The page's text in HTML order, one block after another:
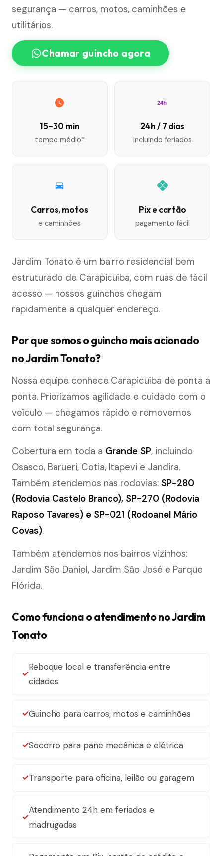
segurança — carros, motos, caminhões e
utilitários.
Chamar guincho agora
15–30 min
tempo médio*
24h
24h / 7 dias
incluindo feriados
Carros, motos
e caminhões
Pix e cartão
pagamento fácil
Jardim Tonato é um bairro residencial bem
estruturado de Carapicuíba, com ruas de fácil
acesso — nossos guinchos chegam
rapidamente a qualquer endereço.
Por que somos o guincho mais acionado
no Jardim Tonato?
Nossa equipe conhece Carapicuíba de ponta a
ponta. Priorizamos agilidade e cuidado com o
veículo — chegamos rápido e removemos
com total segurança.
Cobertura em toda a Grande SP, incluindo
Osasco, Barueri, Cotia, Itapevi e Jandira.
Também atendemos nas rodovias: SP-280
(Rodovia Castelo Branco), SP-270 (Rodovia
Raposo Tavares) e SP-021 (Rodoanel Mário
Covas).
Também atendemos nos bairros vizinhos:
Jardim São Daniel, Jardim São José e Parque
Flórida.
Como funciona o atendimento no Jardim
Tonato
Reboque local e transferência entre
cidades
Guincho para carros, motos e caminhões
Socorro para pane mecânica e elétrica
Transporte para oficina, leilão ou garagem
Atendimento 24h em feriados e
madrugadas